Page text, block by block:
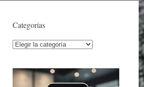
Categorías
Categorías